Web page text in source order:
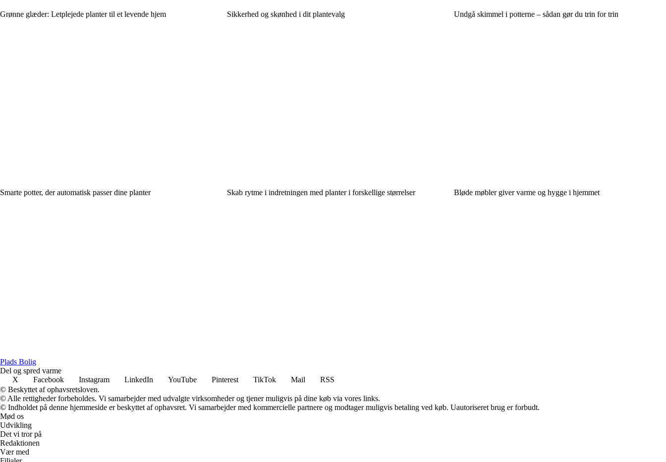
Grønne glæder: Letplejede planter til et levende hjem Sikkerhed og skønhed i dit plantevalg Undgå skimmel i potterne – sådan gør du trin for trin
Smarte potter, der automatisk passer dine planter Skab rytme i indretningen med planter i forskellige størrelser Bløde møbler giver varme og hygge i hjemmet
Plads Bolig
Del og spred varme
X
Facebook Instagram LinkedIn YouTube Pinterest TikTok Mail
RSS
© Beskyttet af ophavsretsloven.
© Alle rettigheder forbeholdes. Vi samarbejder med udvalgte virksomheder og tjener muligvis på dine køb via vores links.
© Indholdet på denne hjemmeside er beskyttet af ophavsret. Vi samarbejder med kommercielle partnere og modtager muligvis betaling ved køb. Uautoriseret brug er forbudt.
Mød os
Udvikling
Det vi tror på
Redaktionen
Vær med